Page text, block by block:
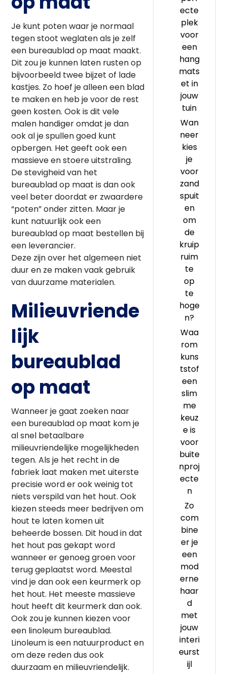
Je kunt poten waar je normaal
tegen stoot weglaten als je zelf
een bureaublad op maat maakt.
Dit zou je kunnen laten rusten op
bijvoorbeeld twee bijzet of lade
kastjes. Zo hoef je alleen een blad
te maken en heb je voor de rest
geen kosten. Ook is dit vele
malen handiger omdat je dan
ook al je spullen goed kunt
opbergen. Het geeft ook een
massieve en stoere uitstraling.
De stevigheid van het
bureaublad op maat is dan ook
veel beter doordat er zwaardere
“poten” onder zitten. Maar je
kunt natuurlijk ook een
bureaublad op maat bestellen bij
een leverancier.
Deze zijn over het algemeen niet
duur en ze maken vaak gebruik
van duurzame materialen.
Milieuvriende
lijk
bureaublad
op maat
Wanneer je gaat zoeken naar
een bureaublad op maat kom je
al snel betaalbare
milieuvriendelijke mogelijkheden
tegen. Als je het recht in de
fabriek laat maken met uiterste
precisie word er ook weinig tot
niets verspild van het hout. Ook
kiezen steeds meer bedrijven om
hout te laten komen uit
beheerde bossen. Dit houd in dat
het hout pas gekapt word
wanneer er genoeg groen voor
terug geplaatst word. Meestal
vind je dan ook een keurmerk op
het hout. Het meeste massieve
hout heeft dit keurmerk dan ook.
Ook zou je kunnen kiezen voor
een linoleum bureaublad.
Linoleum is een natuurproduct en
om deze reden dus ook
duurzaam en milieuvriendelijk.
ecte
plek
voor
een
hang
mats
et in
jouw
tuin
Wan
neer
kies
je
voor
zand
spuit
en
om
de
kruip
ruim
te
op
te
hoge
n?
Waa
rom
kuns
tstof
een
slim
me
keuz
e is
voor
buite
nproj
ecte
n
Zo
com
bine
er je
een
mod
erne
haar
d
met
jouw
interi
eurst
ijl